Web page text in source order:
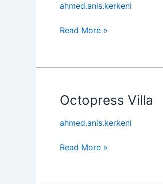
ahmed.anis.kerkeni
Read More »
Octopress Villa
ahmed.anis.kerkeni
Octopress
Read More »